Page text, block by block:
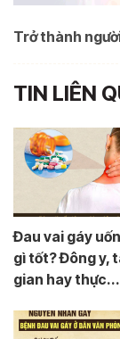
Trở thành
TIN LIÊN
Đau vai gáy
gì tốt? Đông y,
gian hay thực...